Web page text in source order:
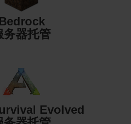
Bedrock
务器托管
Evolved